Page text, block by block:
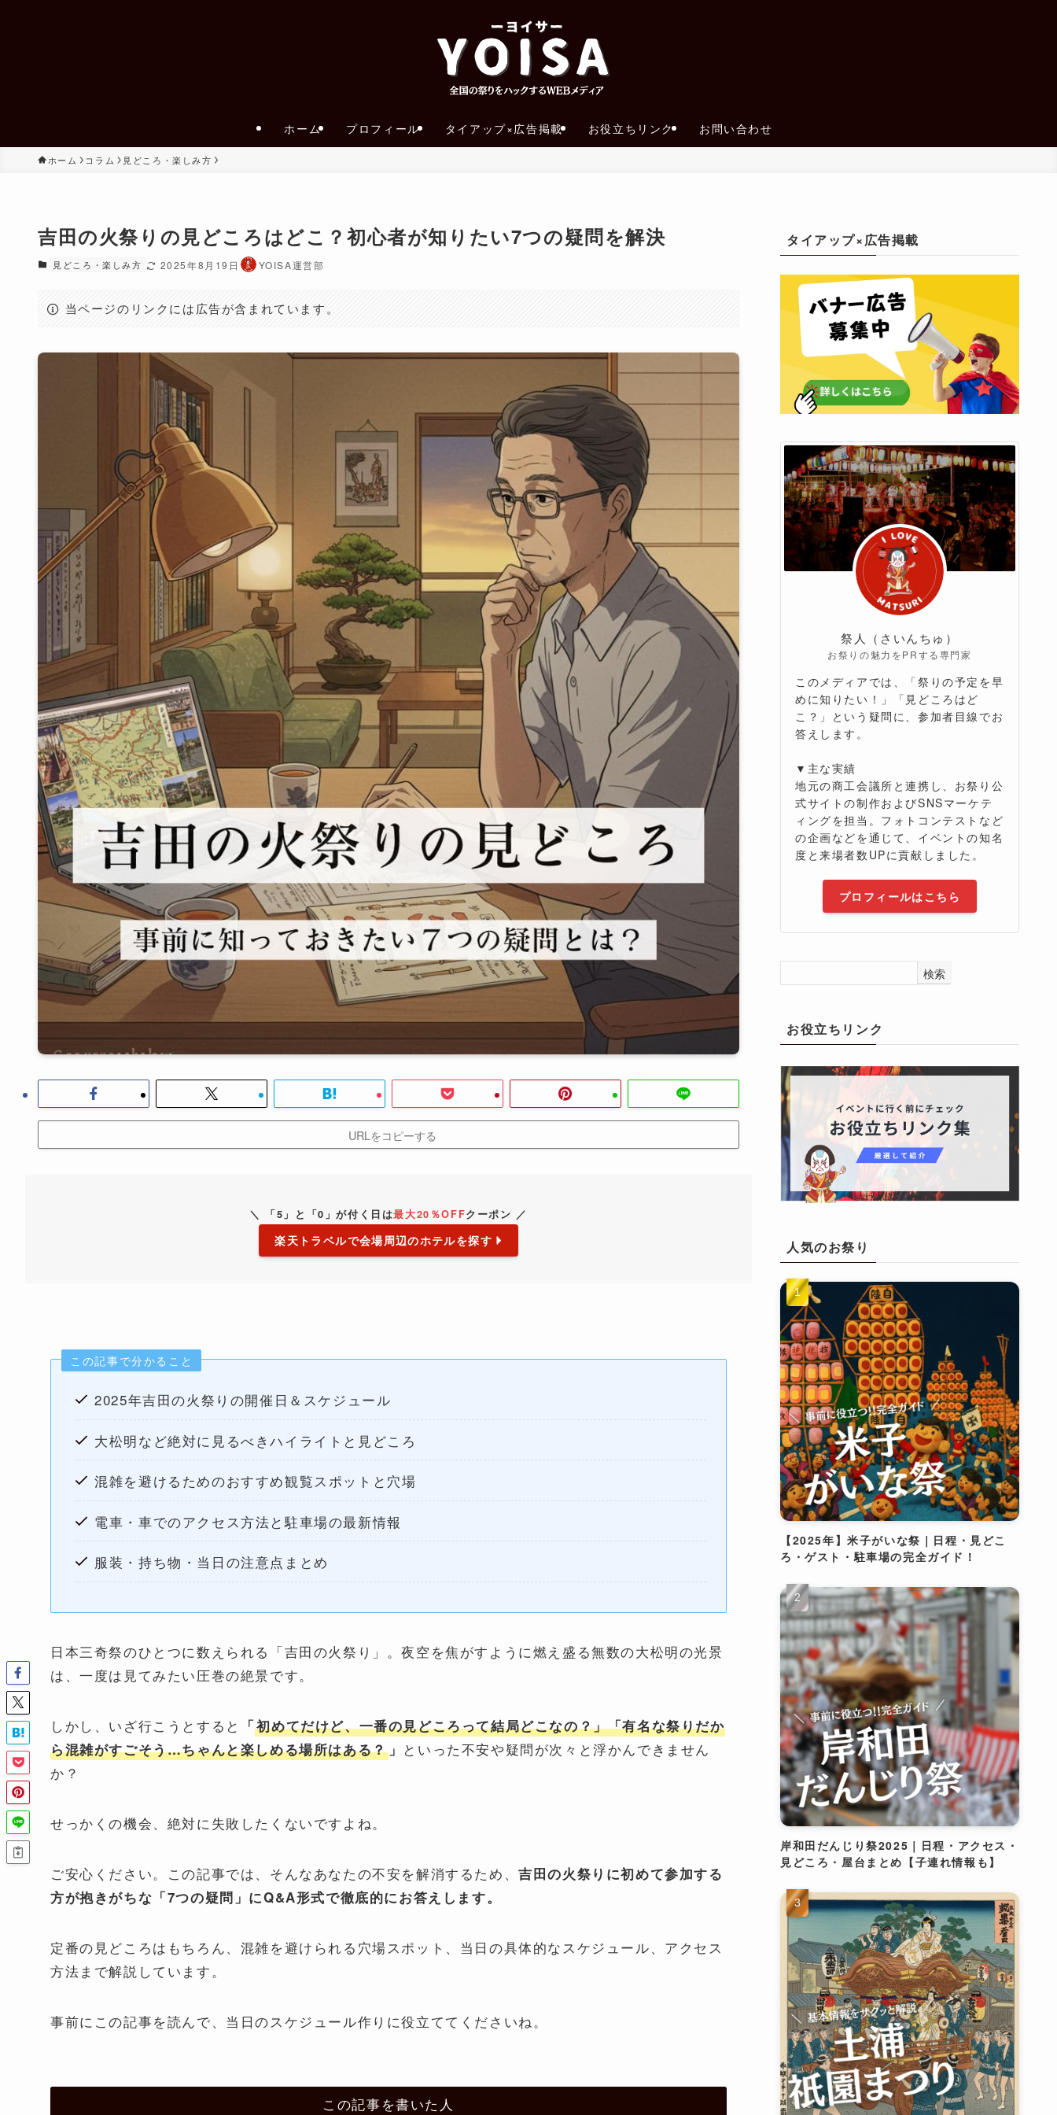
ホーム プロフィール タイアップ×広告掲載 お役立ちリンク お問い合わせ
ホーム コラム 見どころ・楽しみ方
吉田の火祭りの見どころはどこ？初心者が知りたい7つの疑問を解決
見どころ・楽しみ方 2025年8月19日 YOISA運営部
当ページのリンクには広告が含まれています。
URLをコピーする
＼ 「5」と「0」が付く日は最大20％OFFクーポン ／
楽天トラベルで会場周辺のホテルを探す
この記事で分かること
2025年吉田の火祭りの開催日＆スケジュール
大松明など絶対に見るべきハイライトと見どころ
混雑を避けるためのおすすめ観覧スポットと穴場
電車・車でのアクセス方法と駐車場の最新情報
服装・持ち物・当日の注意点まとめ
日本三奇祭のひとつに数えられる「吉田の火祭り」。夜空を焦がすように燃え盛る無数の大松明の光景
は、一度は見てみたい圧巻の絶景です。
しかし、いざ行こうとすると 「初めてだけど、一番の見どころって結局どこなの？」「有名な祭りだか
ら混雑がすごそう…ちゃんと楽しめる場所はある？」 といった不安や疑問が次々と浮かんできません
か？
せっかくの機会、絶対に失敗したくないですよね。
ご安心ください。この記事では、そんなあなたの不安を解消するため、吉田の火祭りに初めて参加する
方が抱きがちな「7つの疑問」にQ&A形式で徹底的にお答えします。
定番の見どころはもちろん、混雑を避けられる穴場スポット、当日の具体的なスケジュール、アクセス
方法まで解説しています。
事前にこの記事を読んで、当日のスケジュール作りに役立ててくださいね。
この記事を書いた人
タイアップ×広告掲載
祭人（さいんちゅ）
お祭りの魅力をPRする専門家
このメディアでは、「祭りの予定を早
めに知りたい！」「見どころはど
こ？」という疑問に、参加者目線でお
答えします。
▼主な実績
地元の商工会議所と連携し、お祭り公
式サイトの制作およびSNSマーケテ
ィングを担当。フォトコンテストなど
の企画などを通じて、イベントの知名
度と来場者数UPに貢献しました。
プロフィールはこちら
検索
お役立ちリンク
人気のお祭り
【2025年】米子がいな祭｜日程・見どこ
ろ・ゲスト・駐車場の完全ガイド！
岸和田だんじり祭2025｜日程・アクセス・
見どころ・屋台まとめ【子連れ情報も】